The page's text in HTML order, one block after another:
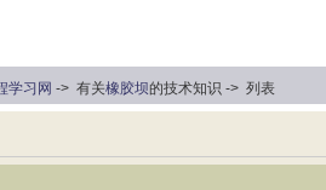
学习网 -> 有关橡胶坝的技术知识 -> 列表